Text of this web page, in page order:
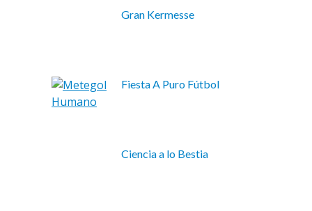
Gran Kermesse
Fiesta A Puro Fútbol
Ciencia a lo Bestia